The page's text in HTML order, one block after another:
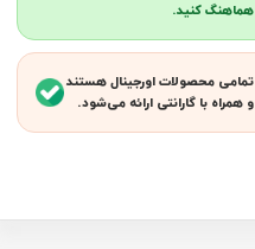
هماهنگ کنید.
تمامی محصولات اورجینال هستند
و همراه با گارانتی ارائه می‌شود.